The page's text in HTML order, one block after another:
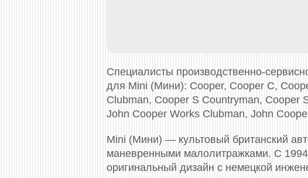
Специалисты производственно-
для Mini (Мини): Cooper, Cooper C,
Clubman, Cooper S Countryman, Cooper
John Cooper Works Clubman, John
Mini (Мини) — культовый британский
маневренными малолитражками. С
оригинальный дизайн с немецкой